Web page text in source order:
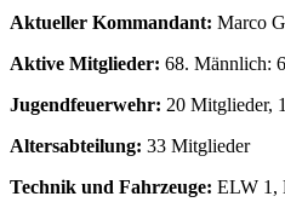
Aktueller Kommandant: Marco
Aktive Mitglieder: 68. Männlich:
Jugendfeuerwehr: 20 Mitglieder,
Altersabteilung: 33 Mitglieder
Technik und Fahrzeuge: ELW 1,